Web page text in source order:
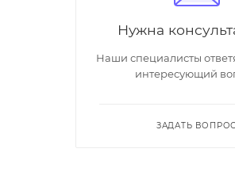
Нужна
Наши специалисты
интересующий
ЗАДАТЬ ВОПРОС